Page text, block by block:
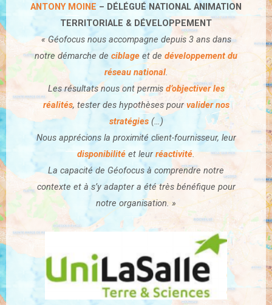
ANTONY MOINE – DÉLÉGUÉ NATIONAL ANIMATION
TERRITORIALE & DÉVELOPPEMENT
« Géofocus nous accompagne depuis 3 ans dans
notre démarche de ciblage et de développement du
réseau national.
Les résultats nous ont permisd’objectiver les
réalités, tester des hypothèses pourvalider nos
stratégies(…)
Nous apprécions la proximité client-fournisseur, leur
disponibilité et leur réactivité.
La capacité de Géofocus à comprendre notre
contexte et à s’y adapter a été très bénéfique pour
notre organisation. »